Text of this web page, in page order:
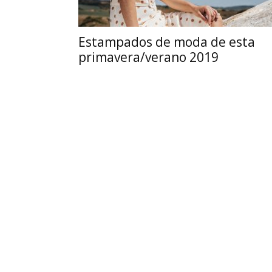
Estampados de moda de esta
primavera/verano 2019